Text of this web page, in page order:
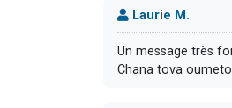
Laurie M.
Un message très
Chana tova